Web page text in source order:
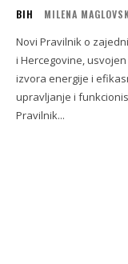
BIH MILENA
Novi Pravilnik o
i Hercegovine,
izvora energije i
upravljanje i
Pravilnik...